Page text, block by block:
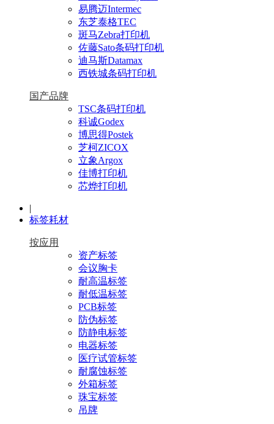
易腾迈Intermec
东芝泰格TEC
斑马Zebra打印机
佐藤Sato条码打印机
迪马斯Datamax
西铁城条码打印机
国产品牌
TSC条码打印机
科诚Godex
博思得Postek
芝柯ZICOX
立象Argox
佳博打印机
芯烨打印机
|
标签耗材
按应用
资产标签
会议胸卡
耐高温标签
耐低温标签
PCB标签
防伪标签
防静电标签
电器标签
医疗试管标签
耐腐蚀标签
外箱标签
珠宝标签
吊牌